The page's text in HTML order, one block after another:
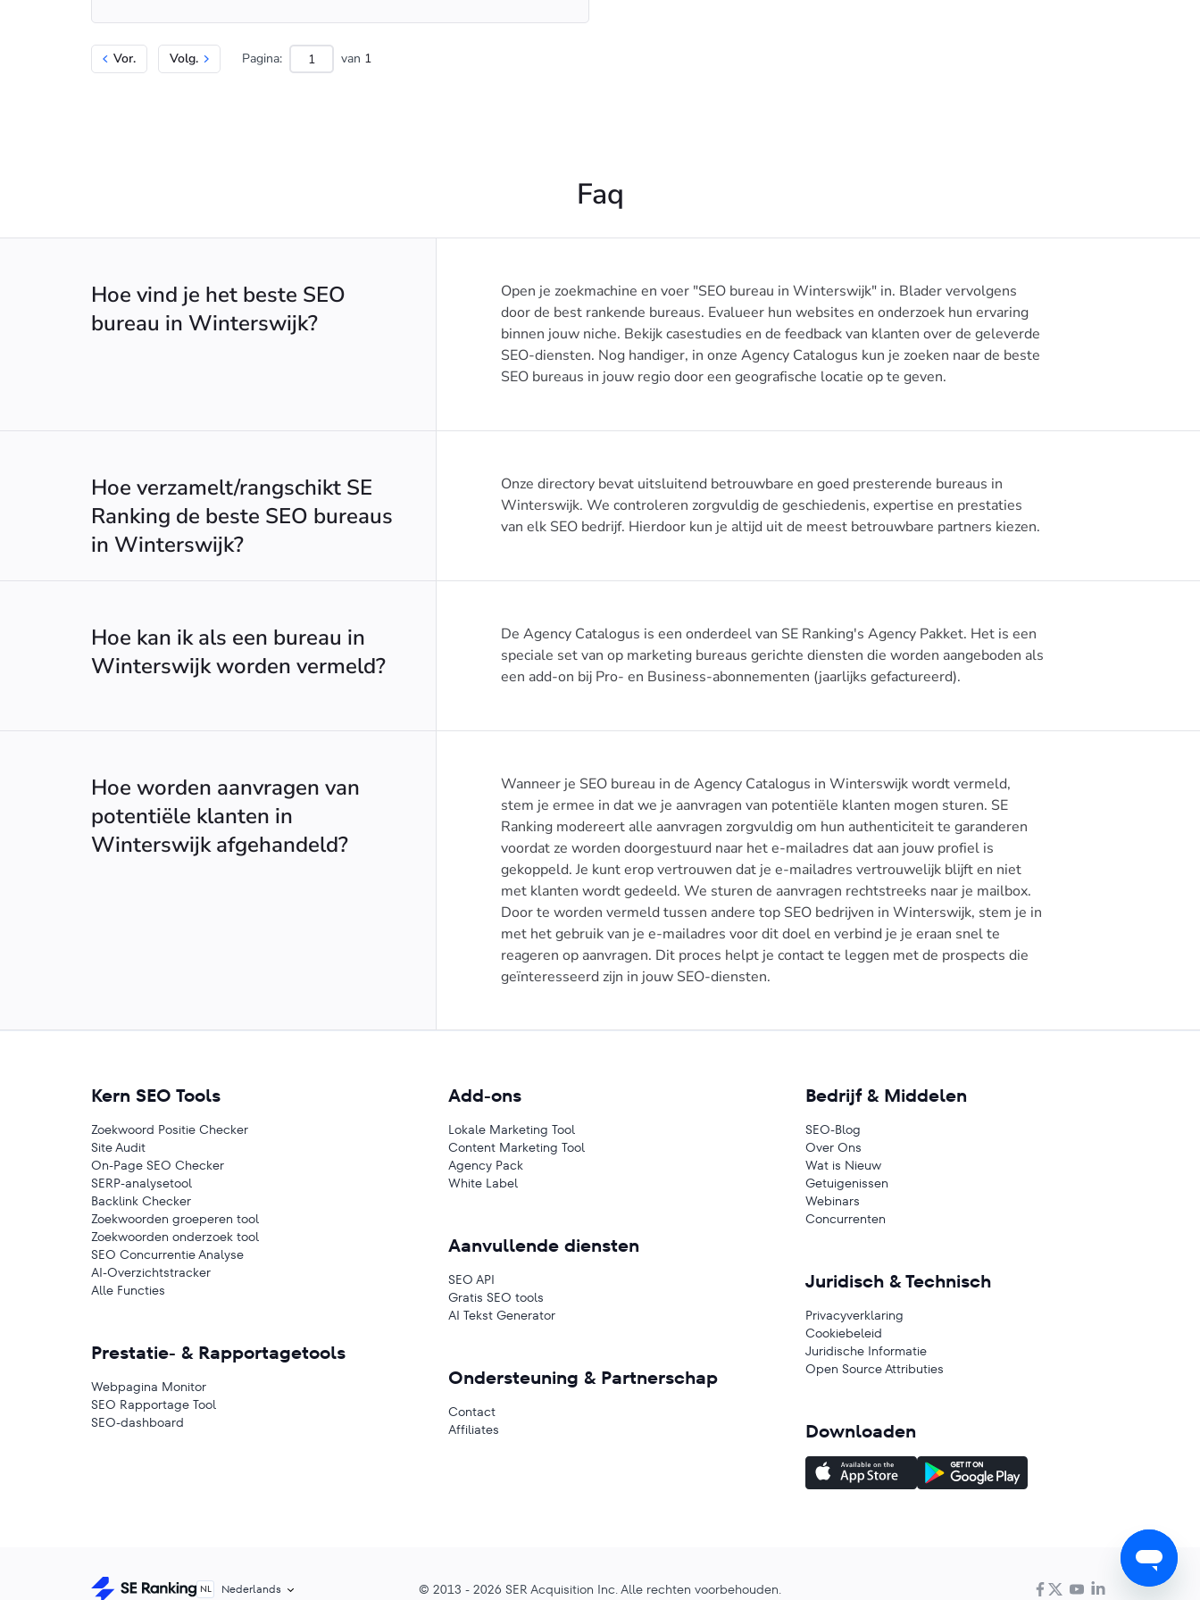
Vor. Volg. Pagina: van 1
Faq
Hoe vind je het beste SEO
bureau in Winterswijk?
Open je zoekmachine en voer "SEO bureau in Winterswijk" in. Blader vervolgens
door de best rankende bureaus. Evalueer hun websites en onderzoek hun ervaring
binnen jouw niche. Bekijk casestudies en de feedback van klanten over de geleverde
SEO-diensten. Nog handiger, in onze Agency Catalogus kun je zoeken naar de beste
SEO bureaus in jouw regio door een geografische locatie op te geven.
Hoe verzamelt/rangschikt SE
Ranking de beste SEO bureaus
in Winterswijk?
Onze directory bevat uitsluitend betrouwbare en goed presterende bureaus in
Winterswijk. We controleren zorgvuldig de geschiedenis, expertise en prestaties
van elk SEO bedrijf. Hierdoor kun je altijd uit de meest betrouwbare partners kiezen.
Hoe kan ik als een bureau in
Winterswijk worden vermeld?
De Agency Catalogus is een onderdeel van SE Ranking's Agency Pakket. Het is een
speciale set van op marketing bureaus gerichte diensten die worden aangeboden als
een add-on bij Pro- en Business-abonnementen (jaarlijks gefactureerd).
Hoe worden aanvragen van
potentiële klanten in
Winterswijk afgehandeld?
Wanneer je SEO bureau in de Agency Catalogus in Winterswijk wordt vermeld,
stem je ermee in dat we je aanvragen van potentiële klanten mogen sturen. SE
Ranking modereert alle aanvragen zorgvuldig om hun authenticiteit te garanderen
voordat ze worden doorgestuurd naar het e-mailadres dat aan jouw profiel is
gekoppeld. Je kunt erop vertrouwen dat je e-mailadres vertrouwelijk blijft en niet
met klanten wordt gedeeld. We sturen de aanvragen rechtstreeks naar je mailbox.
Door te worden vermeld tussen andere top SEO bedrijven in Winterswijk, stem je in
met het gebruik van je e-mailadres voor dit doel en verbind je je eraan snel te
reageren op aanvragen. Dit proces helpt je contact te leggen met de prospects die
geïnteresseerd zijn in jouw SEO-diensten.
Kern SEO Tools
Zoekwoord Positie Checker
Site Audit
On-Page SEO Checker
SERP-analysetool
Backlink Checker
Zoekwoorden groeperen tool
Zoekwoorden onderzoek tool
SEO Concurrentie Analyse
AI-Overzichtstracker
Alle Functies
Prestatie- & Rapportagetools
Webpagina Monitor
SEO Rapportage Tool
SEO-dashboard
Add-ons
Lokale Marketing Tool
Content Marketing Tool
Agency Pack
White Label
Aanvullende diensten
SEO API
Gratis SEO tools
AI Tekst Generator
Ondersteuning & Partnerschap
Contact
Affiliates
Bedrijf & Middelen
SEO-Blog
Over Ons
Wat is Nieuw
Getuigenissen
Webinars
Concurrenten
Juridisch & Technisch
Privacyverklaring
Cookiebeleid
Juridische Informatie
Open Source Attributies
Downloaden
NL Nederlands © 2013 - 2026 SER Acquisition Inc. Alle rechten voorbehouden.